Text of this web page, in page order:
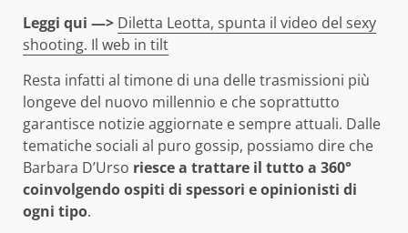
Leggi qui —> Diletta Leotta, spunta il video del sexy
shooting. Il web in tilt
Resta infatti al timone di una delle trasmissioni più
longeve del nuovo millennio e che soprattutto
garantisce notizie aggiornate e sempre attuali. Dalle
tematiche sociali al puro gossip, possiamo dire che
Barbara D’Urso riesce a trattare il tutto a 360°
coinvolgendo ospiti di spessori e opinionisti di
ogni tipo.